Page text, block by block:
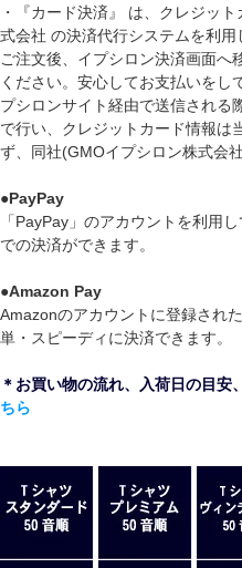
・『カード決済』 は、クレジッ
式会社 の決済代行システムを利用
ご注文後、イプシロン決済画面へ
ください。安心してお支払いをし
プシロンサイト経由で送信される
で行い、クレジットカード情報は
ず、同社(GMOイプシロン株式会
●PayPay
「PayPay」のアカウントを利用
での決済ができます。
●Amazon Pay
Amazonのアカウントに登録され
単・スピーディに決済できます。
＊お買い物の流れ、入荷日の目安
ちら